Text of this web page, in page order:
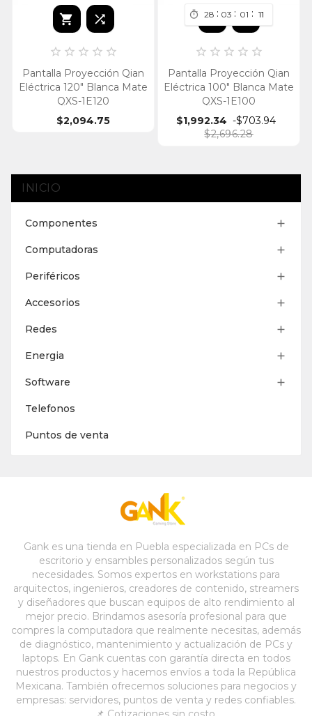
 
    
Pantalla Proyección Qian
Eléctrica 120" Blanca Mate
QXS-1E120
$2,094.75
 28 : 03 : 01 : 11
 
    
Pantalla Proyección Qian
Eléctrica 100" Blanca Mate
QXS-1E100
$1,992.34 -$703.94
$2,696.28
INICIO
Componentes 
Computadoras 
Periféricos 
Accesorios 
Redes 
Energia 
Software 
Telefonos
Puntos de venta
Gank es una tienda en Puebla especializada en PCs de
escritorio y ensambles personalizados según tus
necesidades. Somos expertos en workstations para
arquitectos, ingenieros, creadores de contenido, streamers
y diseñadores que buscan equipos de alto rendimiento al
mejor precio. Brindamos asesoría profesional para que
compres la computadora que realmente necesitas, además
de diagnóstico, mantenimiento y actualización de PCs y
laptops. En Gank cuentas con garantía directa en todos
nuestros productos y hacemos envíos a toda la República
Mexicana. También ofrecemos soluciones para negocios y
empresas: servidores, puntos de venta y redes confiables.